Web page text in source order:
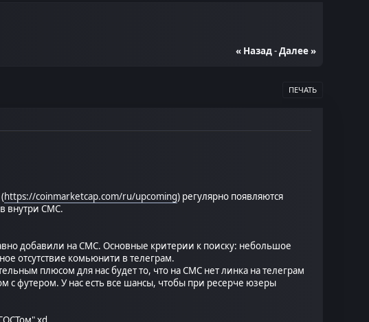
« Назад-Далее »
ПЕЧАТЬ
https://coinmarketcap.com/ru/upcoming) регулярно появляются
внутри CMC.
добавили на CMC. Основные критерии к поиску: небольшое
отсутствие комьюнити в телеграм.
плюсом для нас будет то, что на CMC нет линка на телеграм
с футером. У нас есть все шансы, чтобы при ресерче юзеры